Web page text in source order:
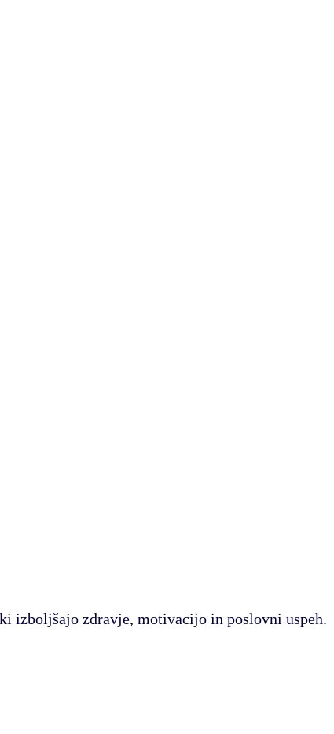
izboljšajo zdravje, motivacijo in poslovni uspeh.